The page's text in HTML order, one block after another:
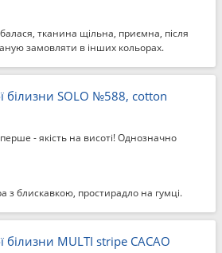
тканина щільна, приємна, після
замовляти в інших кольорах.
білизни SOLO №588, cotton
- якість на висоті! Однозначно
з блискавкою, простирадло на гумці.
білизни MULTI stripe CACAO